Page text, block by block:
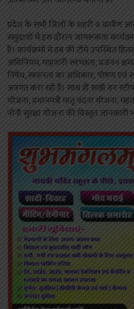
प्रदेश के सभी जिलों के शहरी व ग्रामीण
समुदायों में इस दौरान जागरूकता
हैं। कार्यक्रमों में हब की टीमें उपस्थित
अधिनियम, माहवारी स्वच्छता, प्रजनन
निषेध, समानता का अधिकार, पोषण एवं
अवगत करा रही हैं। साथ ही सखी वन
योजना, प्रधानमंत्री मातृ वंदना योजना,
नोनी सुरक्षा योजना की विस्तृत जानकारी